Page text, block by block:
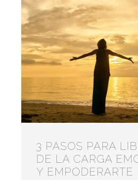
3 PASOS PARA
DE LA CARGA
Y EMPODERARTE